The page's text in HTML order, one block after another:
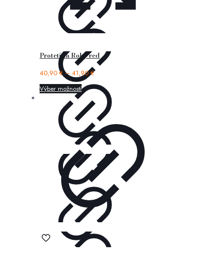
Protetika Roby red
40,90 € – 41,90€
Výber možností